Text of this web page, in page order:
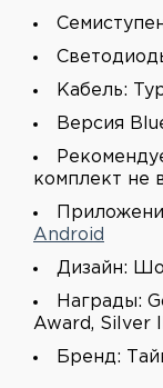
Кабель:
Версия
комплект не
Android
Дизайн:
Награды:
Award, Silver
Бренд: